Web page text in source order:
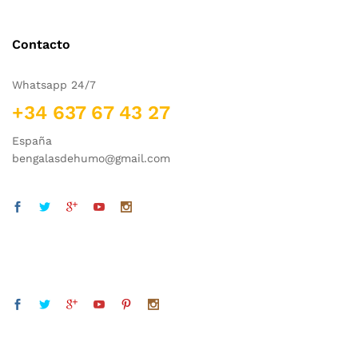
Contacto
Whatsapp 24/7
+34 637 67 43 27
España
bengalasdehumo@gmail.com